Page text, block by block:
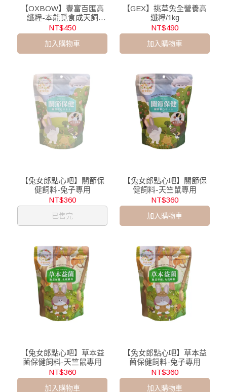
【OXBOW】豐富百匯高
纖糧-本能覓食成天飼
料/4lb
NT$450
加入購物車
【GEX】挑草兔全營養高
纖糧/1kg
NT$490
加入購物車
【兔女郎點心吧】關節保
健飼料-兔子專用
NT$360
已售完
【兔女郎點心吧】關節保
健飼料-天竺鼠專用
NT$360
加入購物車
【兔女郎點心吧】草本益
菌保健飼料-天竺鼠專用
NT$360
加入購物車
【兔女郎點心吧】草本益
菌保健飼料-兔子專用
NT$360
加入購物車